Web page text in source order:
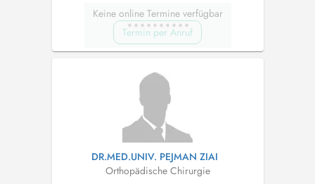
Keine online Termine verfügbar
Termin per Anruf
DR.MED.UNIV. PEJMAN ZIAI
Orthopädische Chirurgie